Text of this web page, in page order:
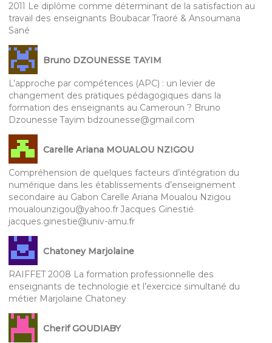
2011 Le diplôme comme déterminant de la satisfaction au
travail des enseignants Boubacar Traoré & Ansoumana
Sané
Bruno DZOUNESSE TAYIM
L’approche par compétences (APC) : un levier de
changement des pratiques pédagogiques dans la
formation des enseignants au Cameroun ? Bruno
Dzounesse Tayim bdzounesse@gmail.com
Carelle Ariana MOUALOU NZIGOU
Compréhension de quelques facteurs d’intégration du
numérique dans les établissements d’enseignement
secondaire au Gabon Carelle Ariana Moualou Nzigou
moualounzigou@yahoo.fr Jacques Ginestié
jacques.ginestie@univ-amu.fr
Chatoney Marjolaine
RAIFFET 2008 La formation professionnelle des
enseignants de technologie et l’exercice simultané du
métier Marjolaine Chatoney
Cherif GOUDIABY